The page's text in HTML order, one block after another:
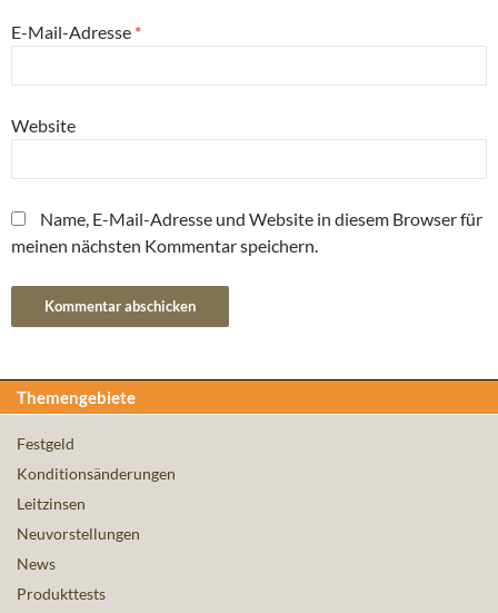
E-Mail-Adresse *
Website
Name, E-Mail-Adresse und Website in diesem Browser für
meinen nächsten Kommentar speichern.
Themengebiete
Festgeld
Konditionsänderungen
Leitzinsen
Neuvorstellungen
News
Produkttests